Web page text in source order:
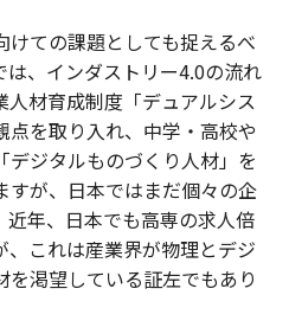
けての課題としても捉えるべ
は、インダストリー4.0の流れ
材育成制度「デュアルシス
点を取り入れ、中学・高校や
ジタルものづくり人材」を
すが、日本ではまだ個々の企
年、日本でも高専の求人倍
これは産業界が物理とデジ
渇望している証左でもあり